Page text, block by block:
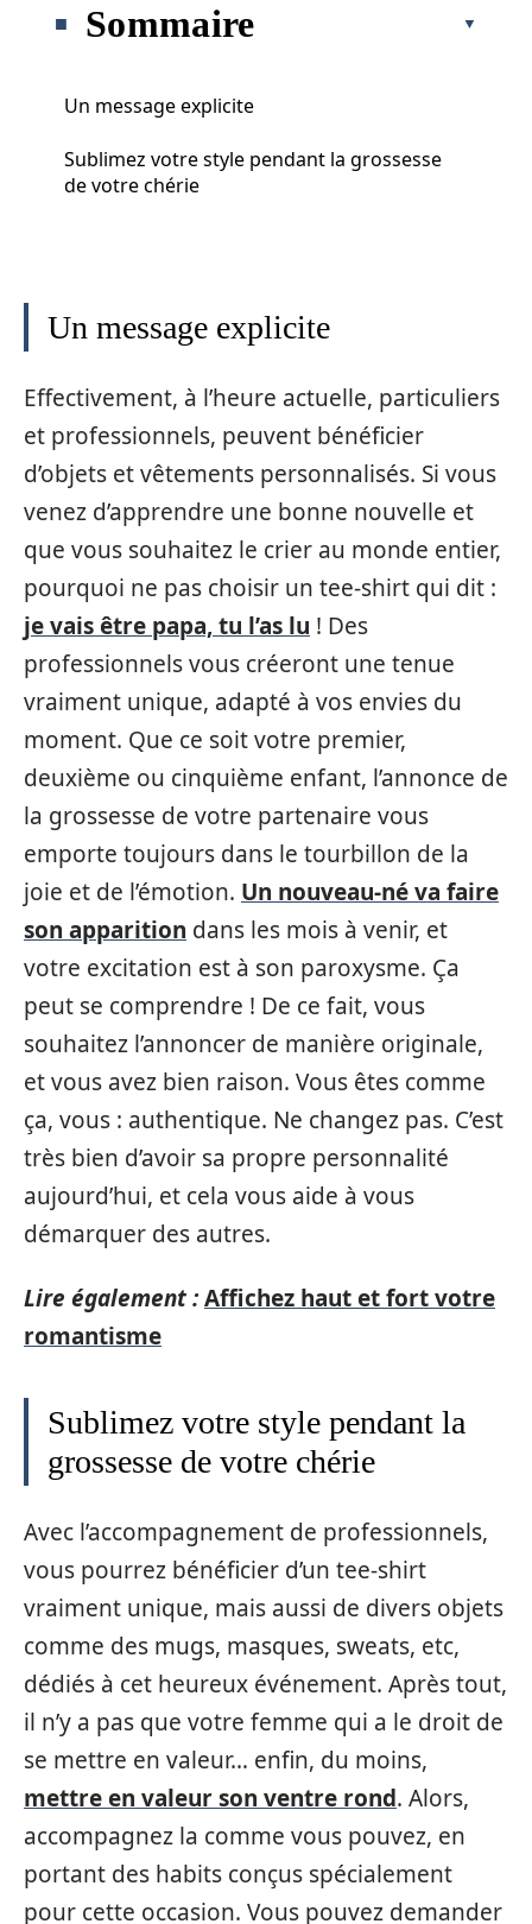
Sommaire
Un message explicite
Sublimez votre style pendant la grossesse
de votre chérie
Un message explicite
Effectivement, à l’heure actuelle, particuliers
et professionnels, peuvent bénéficier
d’objets et vêtements personnalisés. Si vous
venez d’apprendre une bonne nouvelle et
que vous souhaitez le crier au monde entier,
pourquoi ne pas choisir un tee-shirt qui dit :
je vais être papa, tu l’as lu ! Des
professionnels vous créeront une tenue
vraiment unique, adapté à vos envies du
moment. Que ce soit votre premier,
deuxième ou cinquième enfant, l’annonce de
la grossesse de votre partenaire vous
emporte toujours dans le tourbillon de la
joie et de l’émotion. Un nouveau-né va faire
son apparition dans les mois à venir, et
votre excitation est à son paroxysme. Ça
peut se comprendre ! De ce fait, vous
souhaitez l’annoncer de manière originale,
et vous avez bien raison. Vous êtes comme
ça, vous : authentique. Ne changez pas. C’est
très bien d’avoir sa propre personnalité
aujourd’hui, et cela vous aide à vous
démarquer des autres.
Lire également :Affichez haut et fort votre
romantisme
Sublimez votre style pendant la
grossesse de votre chérie
Avec l’accompagnement de professionnels,
vous pourrez bénéficier d’un tee-shirt
vraiment unique, mais aussi de divers objets
comme des mugs, masques, sweats, etc,
dédiés à cet heureux événement. Après tout,
il n’y a pas que votre femme qui a le droit de
se mettre en valeur… enfin, du moins,
mettre en valeur son ventre rond. Alors,
accompagnez la comme vous pouvez, en
portant des habits conçus spécialement
pour cette occasion. Vous pouvez demander